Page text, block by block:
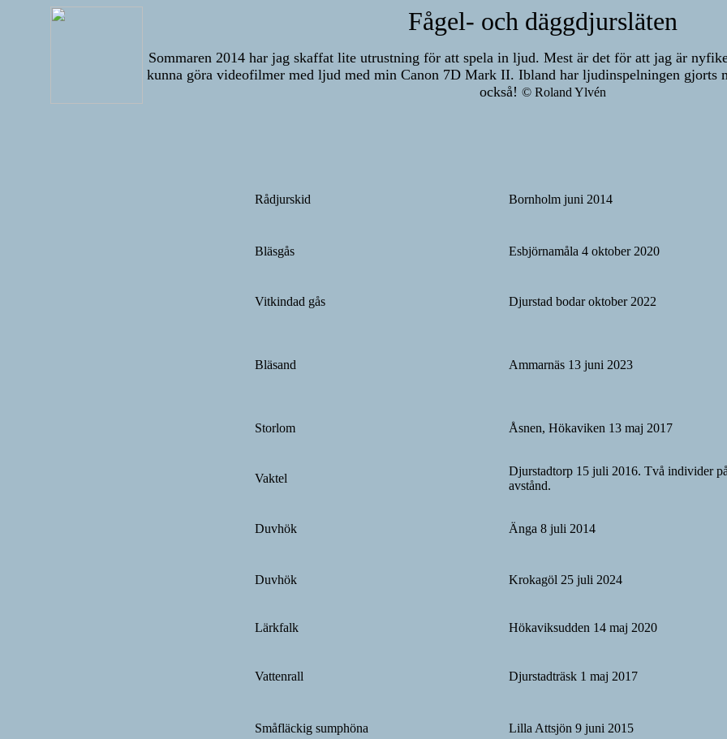
Fågel- och däggdjursläten
Sommaren 2014 har jag skaffat lite utrustning för att spela in ljud. Mest är det för att jag är
kunna göra videofilmer med ljud med min Canon 7D Mark II. Ibland har ljudinspelningen gjorts
också! © Roland Ylvén
Rådjurskid Bornholm juni 2014
Bläsgås Esbjörnamåla 4 oktober 2020
Vitkindad gås Djurstad bodar oktober 2022
Bläsand Ammarnäs 13 juni 2023
Storlom Åsnen, Hökaviken 13 maj 2017
Vaktel
Djurstadtorp 15 juli 2016. Två individer
avstånd.
Duvhök Änga 8 juli 2014
Duvhök Krokagöl 25 juli 2024
Lärkfalk Hökaviksudden 14 maj 2020
Vattenrall Djurstadträsk 1 maj 2017
Småfläckig sumphöna Lilla Attsjön 9 juni 2015